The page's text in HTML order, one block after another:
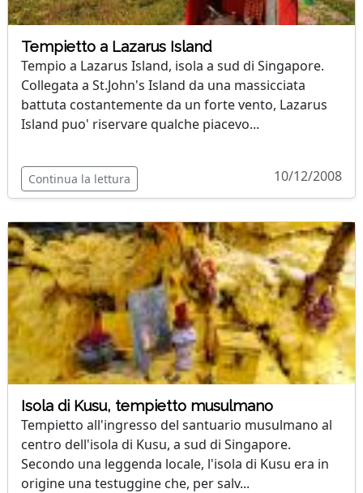
Tempietto a Lazarus Island
Tempio a Lazarus Island, isola a sud di Singapore.
Collegata a St.John's Island da una massicciata
battuta costantemente da un forte vento, Lazarus
Island puo' riservare qualche piacevo...
Continua la lettura 10/12/2008
Isola di Kusu, tempietto musulmano
Tempietto all'ingresso del santuario musulmano al
centro dell'isola di Kusu, a sud di Singapore.
Secondo una leggenda locale, l'isola di Kusu era in
origine una testuggine che, per salv...